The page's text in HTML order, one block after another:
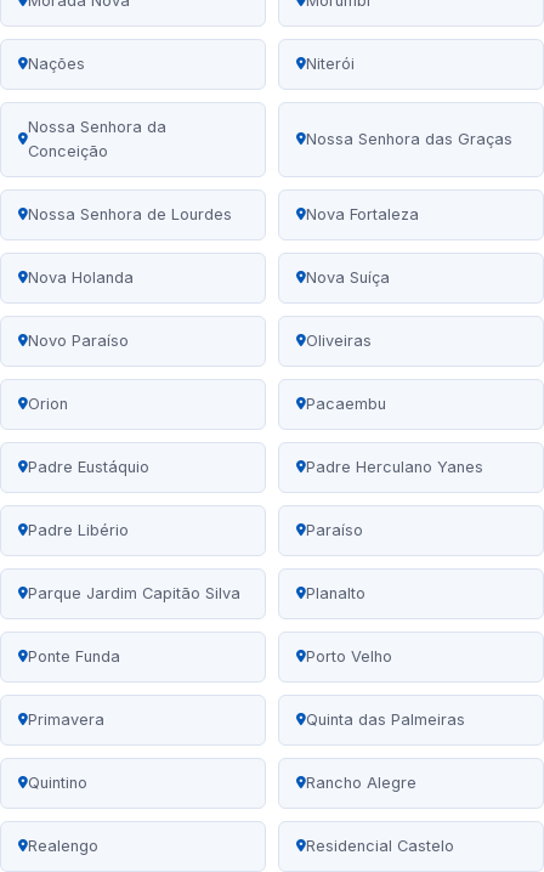
Nações Niterói
Nossa Senhora da
Conceição
Nossa Senhora das Graças
Nossa Senhora de Lourdes Nova Fortaleza
Nova Holanda Nova Suíça
Novo Paraíso Oliveiras
Orion Pacaembu
Padre Eustáquio Padre Herculano Yanes
Padre Libério Paraíso
Parque Jardim Capitão Silva Planalto
Ponte Funda Porto Velho
Primavera Quinta das Palmeiras
Quintino Rancho Alegre
Realengo Residencial Castelo